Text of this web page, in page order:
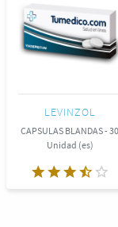
LEVINZOL
CAPSULAS BLANDAS - 30
Unidad (es)